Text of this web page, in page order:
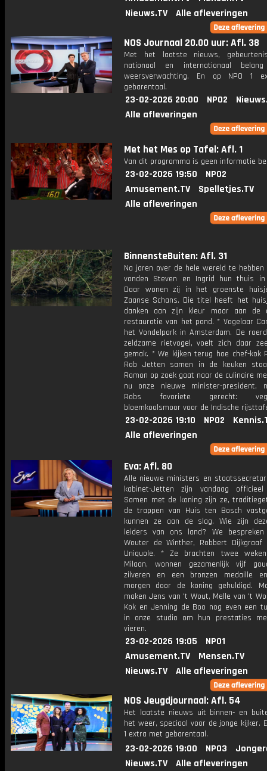
Nieuws.TV
Alle afleveringen
NOS Journaal 20.00 uur: Afl. 38
Met het laatste nieuws,
nationaal en internationaal
weersverwachting. En op NPO 1
gebarentaal.
23-02-2026 20:00 NPO2
Alle afleveringen
Met het Mes op Tafel: Afl. 1
Van dit programma is geen informatie
23-02-2026 19:50
NPO2
Amusement.TV
Spelletjes.TV
Alle afleveringen
BinnensteBuiten: Afl. 31
Na jaren over de hele wereld te hebben
vonden Steven en Ingrid hun thuis in
Daar wonen zij in het groenste
Zaanse Schans. Die titel heeft het
danken aan zijn kleur maar aan de
restauratie van het pand. * Vogelaar
het Vondelpark in Amsterdam. De
zeldzame rietvogel, voelt zich daar
gemak. * We kijken terug hoe chef-kok
Rob Jetten samen in de keuken
Ramon op zoek gaat naar de culinaire
nu onze nieuwe minister-president,
Robs favoriete gerecht:
bloemkoolsmoor voor de Indische
23-02-2026 19:10 NPO2
Alle afleveringen
Eva: Afl. 80
Alle nieuwe ministers en
kabinet-Jetten zijn vandaag officieel
Samen met de koning zijn ze,
de trappen van Huis ten Bosch
kunnen ze aan de slag. Wie zijn
leiders van ons land? We
Wouter de Winther, Robbert Dijkgraaf
Uniquole. * Ze brachten twee
Milaan, wonnen gezamenlijk vijf
zilveren en een bronzen medaille
morgen door de koning gehuldigd.
maken Jens van 't Wout, Melle van 't
Kok en Jenning de Boo nog even een
in onze studio om hun prestaties
vieren.
23-02-2026 19:05
NPO1
Amusement.TV
Mensen.TV
Nieuws.TV
Alle afleveringen
NOS Jeugdjournaal: Afl. 54
Het laatste nieuws uit binnen- en
het weer, speciaal voor de jonge kijker.
1 extra met gebarentaal.
23-02-2026 19:00 NPO3
Nieuws.TV
Alle afleveringen